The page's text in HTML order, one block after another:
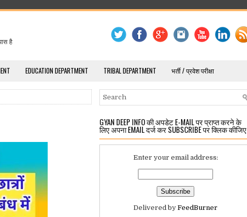
है
EDUCATION DEPARTMENT TRIBAL DEPARTMENT भर्ती / प्रवेश परीक्षा
GYAN DEEP INFO की अपडेट E-MAIL पर प्राप्त करने के
लिए अपना EMAIL दर्ज कर SUBSCRIBE पर क्लिक कीजिए
Enter your email address:
Delivered by FeedBurner